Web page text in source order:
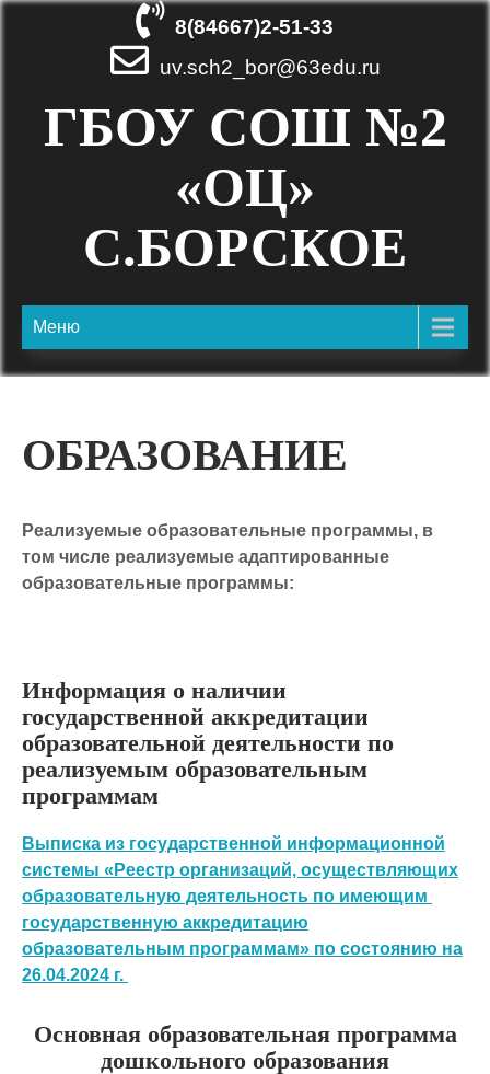
8(84667)2-51-33
uv.sch2_bor@63edu.ru
ГБОУ СОШ №2
«ОЦ»
С.БОРСКОЕ
Меню
ОБРАЗОВАНИЕ
Реализуемые образовательные программы, в
том числе реализуемые адаптированные
образовательные программы:
Информация о наличии
государственной аккредитации
образовательной деятельности по
реализуемым образовательным
программам
Выписка из государственной информационной
системы «Реестр организаций, осуществляющих
образовательную деятельность по имеющим
государственную аккредитацию
образовательным программам» по состоянию на
26.04.2024 г.
Основная образовательная программа
дошкольного образования